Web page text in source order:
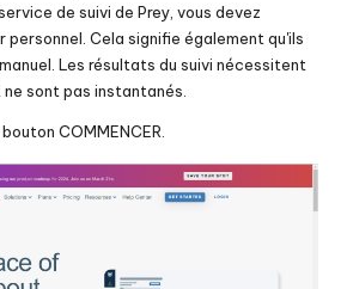
de suivi de Prey, vous devez
Cela signifie également qu'ils
Les résultats du suivi nécessitent
sont pas instantanés.
COMMENCER.